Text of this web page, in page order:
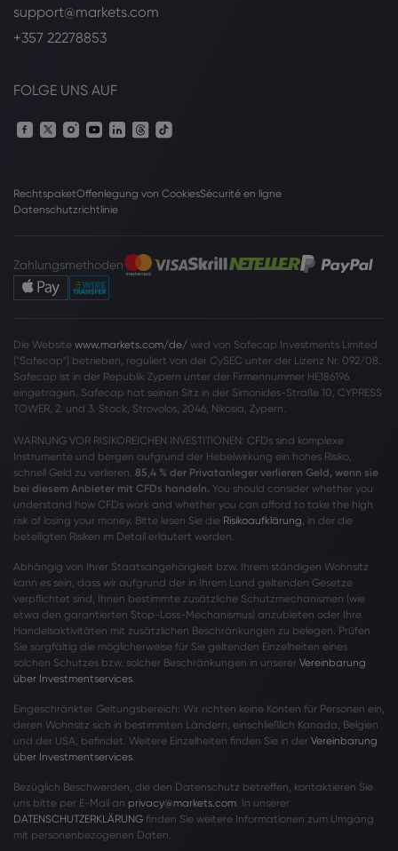
support@markets.com
+357 22278853
FOLGE UNS AUF
RechtspaketOffenlegung von CookiesSécurité en ligne
Datenschutzrichtlinie
Zahlungsmethoden
Die Website www.markets.com/de/ wird von Safecap Investments Limited
("Safecap") betrieben, reguliert von der CySEC unter der Lizenz Nr. 092/08.
Safecap ist in der Republik Zypern unter der Firmennummer HE186196
eingetragen. Safecap hat seinen Sitz in der Simonides-Straße 10, CYPRESS
TOWER, 2. und 3. Stock, Strovolos, 2046, Nikosia, Zypern.
WARNUNG VOR RISIKOREICHEN INVESTITIONEN: CFDs sind komplexe
Instrumente und bergen aufgrund der Hebelwirkung ein hohes Risiko,
schnell Geld zu verlieren. 85,4 % der Privatanleger verlieren Geld, wenn sie
bei diesem Anbieter mit CFDs handeln. You should consider whether you
understand how CFDs work and whether you can afford to take the high
risk of losing your money. Bitte lesen Sie die Risikoaufklärung, in der die
beteiligten Risiken im Detail erläutert werden.
Abhängig von Ihrer Staatsangehörigkeit bzw. Ihrem ständigen Wohnsitz
kann es sein, dass wir aufgrund der in Ihrem Land geltenden Gesetze
verpflichtet sind, Ihnen bestimmte zusätzliche Schutzmechanismen (wie
etwa den garantierten Stop-Loss-Mechanismus) anzubieten oder Ihre
Handelsaktivitäten mit zusätzlichen Beschränkungen zu belegen. Prüfen
Sie sorgfältig die möglicherweise für Sie geltenden Einzelheiten eines
solchen Schutzes bzw. solcher Beschränkungen in unserer Vereinbarung
über Investmentservices.
Eingeschränkter Geltungsbereich: Wir richten keine Konten für Personen ein,
deren Wohnsitz sich in bestimmten Ländern, einschließlich Kanada, Belgien
und der USA, befindet. Weitere Einzelheiten finden Sie in der Vereinbarung
über Investmentservices.
Bezüglich Beschwerden, die den Datenschutz betreffen, kontaktieren Sie
uns bitte per E-Mail an privacy@markets.com. In unserer
DATENSCHUTZERKLÄRUNG finden Sie weitere Informationen zum Umgang
mit personenbezogenen Daten.